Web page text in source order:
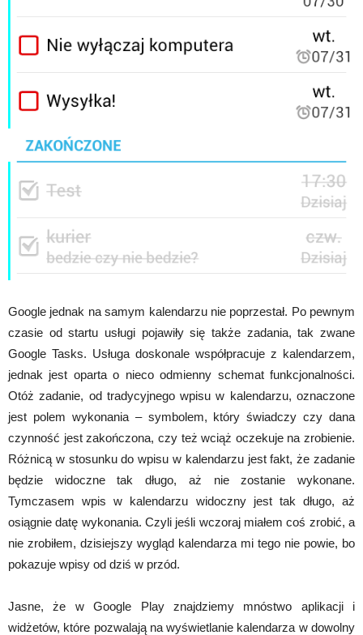
Google jednak na samym kalendarzu nie poprzestał. Po pewnym
czasie od startu usługi pojawiły się także zadania, tak zwane
Google Tasks. Usługa doskonale współpracuje z kalendarzem,
jednak jest oparta o nieco odmienny schemat funkcjonalności.
Otóż zadanie, od tradycyjnego wpisu w kalendarzu, oznaczone
jest polem wykonania – symbolem, który świadczy czy dana
czynność jest zakończona, czy też wciąż oczekuje na zrobienie.
Różnicą w stosunku do wpisu w kalendarzu jest fakt, że zadanie
będzie widoczne tak długo, aż nie zostanie wykonane.
Tymczasem wpis w kalendarzu widoczny jest tak długo, aż
osiągnie datę wykonania. Czyli jeśli wczoraj miałem coś zrobić, a
nie zrobiłem, dzisiejszy wygląd kalendarza mi tego nie powie, bo
pokazuje wpisy od dziś w przód.
Jasne, że w Google Play znajdziemy mnóstwo aplikacji i
widżetów, które pozwalają na wyświetlanie kalendarza w dowolny